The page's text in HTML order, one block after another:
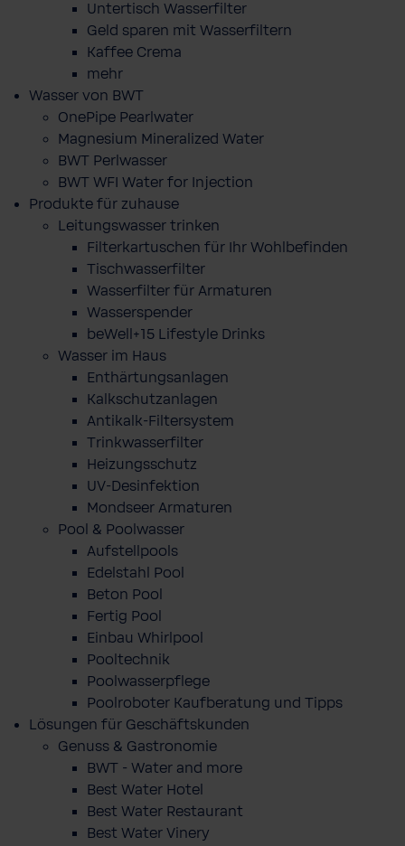
Untertisch Wasserfilter
Geld sparen mit Wasserfiltern
Kaffee Crema
mehr
Wasser von BWT
OnePipe Pearlwater
Magnesium Mineralized Water
BWT Perlwasser
BWT WFI Water for Injection
Produkte für zuhause
Leitungswasser trinken
Filterkartuschen für Ihr Wohlbefinden
Tischwasserfilter
Wasserfilter für Armaturen
Wasserspender
beWell+15 Lifestyle Drinks
Wasser im Haus
Enthärtungsanlagen
Kalkschutzanlagen
Antikalk-Filtersystem
Trinkwasserfilter
Heizungsschutz
UV-Desinfektion
Mondseer Armaturen
Pool & Poolwasser
Aufstellpools
Edelstahl Pool
Beton Pool
Fertig Pool
Einbau Whirlpool
Pooltechnik
Poolwasserpflege
Poolroboter Kaufberatung und Tipps
Lösungen für Geschäftskunden
Genuss & Gastronomie
BWT - Water and more
Best Water Hotel
Best Water Restaurant
Best Water Vinery